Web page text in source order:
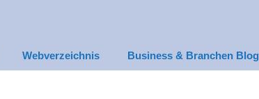
Webverzeichnis Business & Branchen Blog